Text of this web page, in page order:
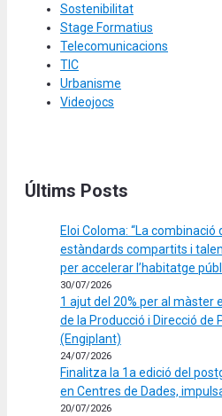
Sostenibilitat
Stage Formatius
Telecomunicacions
TIC
Urbanisme
Videojocs
Últims Posts
Eloi Coloma: “La
estàndards compartits i
per accelerar l’habitatge
30/07/2026
1 ajut del 20% per al màster
de la Producció i Direcció de
(Engiplant)
24/07/2026
Finalitza la 1a edició del
en Centres de Dades,
20/07/2026